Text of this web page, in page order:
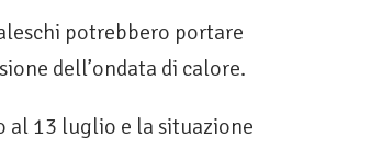
potrebbero portare
dell’ondata di calore.
al 13 luglio e la situazione